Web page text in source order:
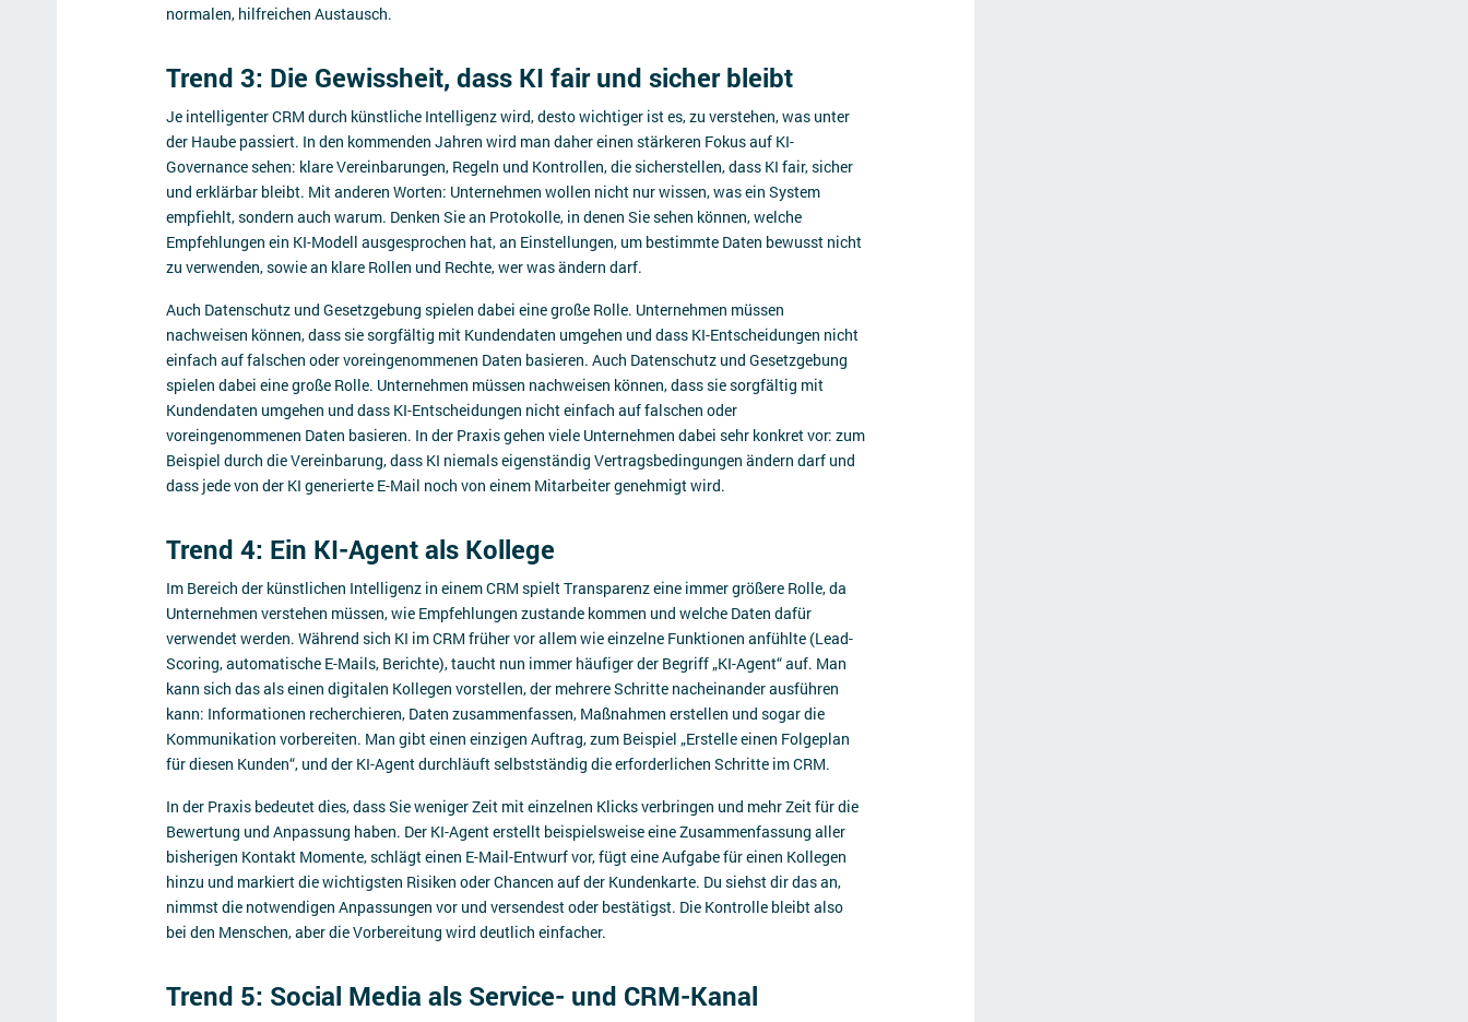
normalen, hilfreichen Austausch.
Trend 3: Die Gewissheit, dass KI fair und sicher bleibt
Je intelligenter CRM durch künstliche Intelligenz wird, desto wichtiger ist es, zu verstehen, was unter
der Haube passiert. In den kommenden Jahren wird man daher einen stärkeren Fokus auf KI-
Governance sehen: klare Vereinbarungen, Regeln und Kontrollen, die sicherstellen, dass KI fair, sicher
und erklärbar bleibt. Mit anderen Worten: Unternehmen wollen nicht nur wissen, was ein System
empfiehlt, sondern auch warum. Denken Sie an Protokolle, in denen Sie sehen können, welche
Empfehlungen ein KI-Modell ausgesprochen hat, an Einstellungen, um bestimmte Daten bewusst nicht
zu verwenden, sowie an klare Rollen und Rechte, wer was ändern darf.
Auch Datenschutz und Gesetzgebung spielen dabei eine große Rolle. Unternehmen müssen
nachweisen können, dass sie sorgfältig mit Kundendaten umgehen und dass KI-Entscheidungen nicht
einfach auf falschen oder voreingenommenen Daten basieren. Auch Datenschutz und Gesetzgebung
spielen dabei eine große Rolle. Unternehmen müssen nachweisen können, dass sie sorgfältig mit
Kundendaten umgehen und dass KI-Entscheidungen nicht einfach auf falschen oder
voreingenommenen Daten basieren. In der Praxis gehen viele Unternehmen dabei sehr konkret vor: zum
Beispiel durch die Vereinbarung, dass KI niemals eigenständig Vertragsbedingungen ändern darf und
dass jede von der KI generierte E-Mail noch von einem Mitarbeiter genehmigt wird.
Trend 4: Ein KI-Agent als Kollege
Im Bereich der künstlichen Intelligenz in einem CRM spielt Transparenz eine immer größere Rolle, da
Unternehmen verstehen müssen, wie Empfehlungen zustande kommen und welche Daten dafür
verwendet werden. Während sich KI im CRM früher vor allem wie einzelne Funktionen anfühlte (Lead-
Scoring, automatische E-Mails, Berichte), taucht nun immer häufiger der Begriff „KI-Agent“ auf. Man
kann sich das als einen digitalen Kollegen vorstellen, der mehrere Schritte nacheinander ausführen
kann: Informationen recherchieren, Daten zusammenfassen, Maßnahmen erstellen und sogar die
Kommunikation vorbereiten. Man gibt einen einzigen Auftrag, zum Beispiel „Erstelle einen Folgeplan
für diesen Kunden“, und der KI-Agent durchläuft selbstständig die erforderlichen Schritte im CRM.
In der Praxis bedeutet dies, dass Sie weniger Zeit mit einzelnen Klicks verbringen und mehr Zeit für die
Bewertung und Anpassung haben. Der KI-Agent erstellt beispielsweise eine Zusammenfassung aller
bisherigen Kontakt Momente, schlägt einen E-Mail-Entwurf vor, fügt eine Aufgabe für einen Kollegen
hinzu und markiert die wichtigsten Risiken oder Chancen auf der Kundenkarte. Du siehst dir das an,
nimmst die notwendigen Anpassungen vor und versendest oder bestätigst. Die Kontrolle bleibt also
bei den Menschen, aber die Vorbereitung wird deutlich einfacher.
Trend 5: Social Media als Service- und CRM-Kanal